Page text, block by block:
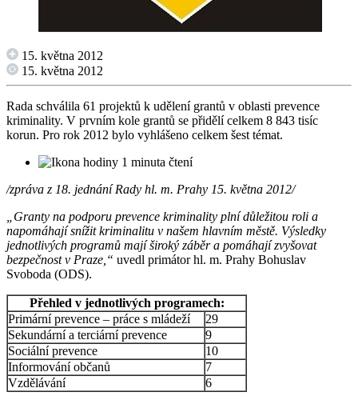
15. května 2012
15. května 2012
Rada schválila 61 projektů k udělení grantů v oblasti prevence
kriminality. V prvním kole grantů se přidělí celkem 8 843 tisíc
korun. Pro rok 2012 bylo vyhlášeno celkem šest témat.
1 minuta čtení
/zpráva z 18. jednání Rady hl. m. Prahy 15. května 2012/
„Granty na podporu prevence kriminality plní důležitou roli a
napomáhají snížit kriminalitu v našem hlavním městě. Výsledky
jednotlivých programů mají široký záběr a pomáhají zvyšovat
bezpečnost v Praze,“ uvedl primátor hl. m. Prahy Bohuslav
Svoboda (ODS).
Přehled v jednotlivých programech:
Primární prevence – práce s mládeží
29
Sekundární a terciární prevence
9
Sociální prevence
10
Informování občanů
7
Vzdělávání
6